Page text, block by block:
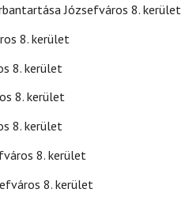
Józsefváros 8. kerület
8. kerület
8. kerület
8. kerület
8. kerület
8. kerület
8. kerület